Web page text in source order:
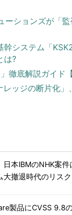
ーションズが「
幹システム「
は?
徹底解説ガイド
レッジの断片化
日本IBMのNHK案
大撤退時代のリスク
製品にCVSS 9.8